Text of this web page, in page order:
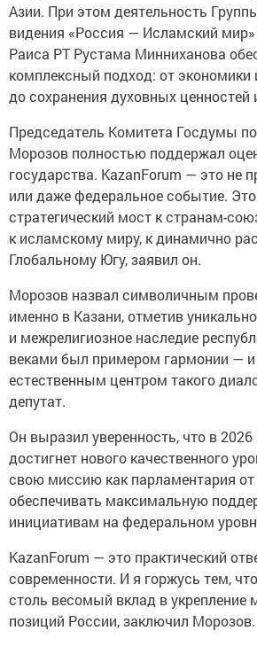
Азии. При этом деятельность
видения «Россия — Исламский
Раиса РТ Рустама Минниханова
комплексный подход: от
до сохранения духовных ценностей
Председатель Комитета Госдумы
Морозов полностью поддержал
государства. KazanForum — это не
или даже федеральное событие.
стратегический мост к странам-
к исламскому миру, к динамично
Глобальному Югу, заявил он.
Морозов назвал символичным
именно в Казани, отметив
и межрелигиозное наследие
веками был примером гармонии — и
естественным центром такого
депутат.
Он выразил уверенность, что в
достигнет нового качественного
свою миссию как парламентария
обеспечивать максимальную
инициативам на федеральном
KazanForum — это практический
современности. И я горжусь тем,
столь весомый вклад в
позиций России, заключил Морозов.